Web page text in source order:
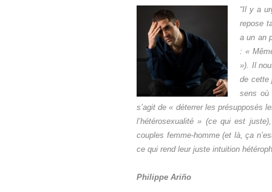
“Il y a
repose
a un an
: «
»). Il
de cette
sens où
s’agit de « déterrer les présupposés
l’hétérosexualité » (ce qui est juste),
couples femme-homme (et là, ça
ce qui rend leur juste intuition
Philippe Ariño